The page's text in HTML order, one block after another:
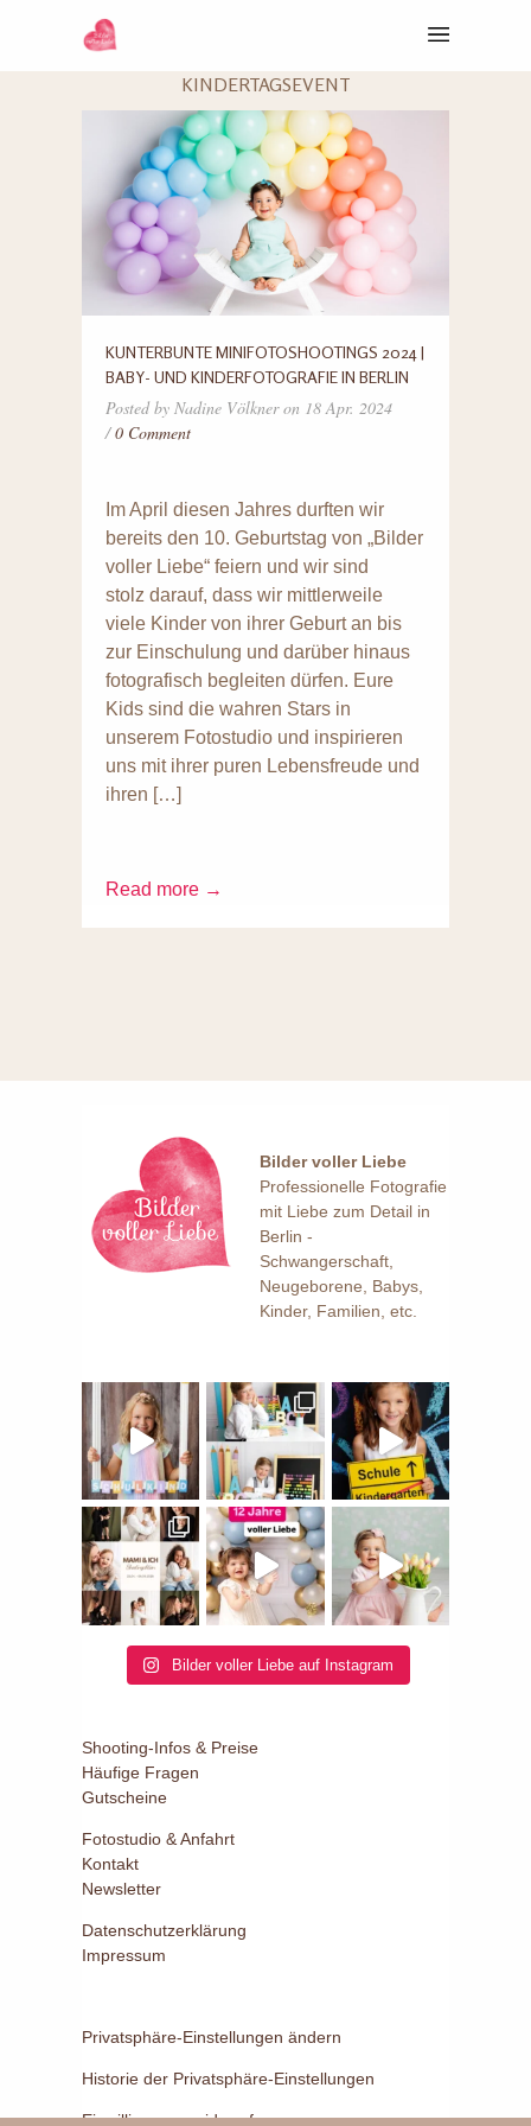
KINDERTAGSEVENT
KUNTERBUNTE MINIFOTOSHOOTINGS 2024 |
BABY- UND KINDERFOTOGRAFIE IN BERLIN
Posted by Nadine Völkner on 18 Apr. 2024
/0 Comment
Im April diesen Jahres durften wir
bereits den 10. Geburtstag von „Bilder
voller Liebe“ feiern und wir sind
stolz darauf, dass wir mittlerweile
viele Kinder von ihrer Geburt an bis
zur Einschulung und darüber hinaus
fotografisch begleiten dürfen. Eure
Kids sind die wahren Stars in
unserem Fotostudio und inspirieren
uns mit ihrer puren Lebensfreude und
ihren […]
Read more →
Bilder voller Liebe
Professionelle Fotografie
mit Liebe zum Detail in
Berlin -
Schwangerschaft,
Neugeborene, Babys,
Kinder, Familien, etc.
Bilder voller Liebe auf Instagram
Shooting-Infos & Preise
Häufige Fragen
Gutscheine
Fotostudio & Anfahrt
Kontakt
Newsletter
Datenschutzerklärung
Impressum
Privatsphäre-Einstellungen ändern
Historie der Privatsphäre-Einstellungen
Einwilligungen widerrufen